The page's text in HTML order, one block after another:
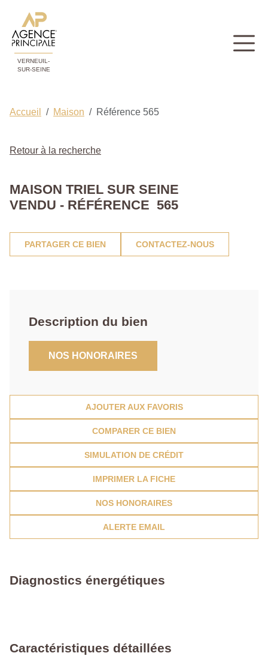
VERNEUIL-
SUR-SEINE
Accueil Maison Référence 565
Retour à la recherche
MAISON TRIEL SUR SEINE
VENDU - RÉFÉRENCE 565
PARTAGER CE BIEN CONTACTEZ-NOUS
Description du bien
NOS HONORAIRES
AJOUTER AUX FAVORIS
COMPARER CE BIEN
SIMULATION DE CRÉDIT
IMPRIMER LA FICHE
NOS HONORAIRES
ALERTE EMAIL
Diagnostics énergétiques
Caractéristiques détaillées